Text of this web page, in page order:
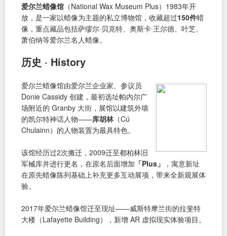
爱尔兰蜡像馆 （National Wax Museum Plus）1983年开
放，是一家以蜡像为主题的私立博物馆，收藏超过150件蜡
像，重点藏品包括萨缪尔·贝克特、奥斯卡·王尔德、叶芝、
萧伯纳等爱尔兰名人蜡像。
历史 · History
爱尔兰蜡像馆由爱尔兰企业家、参议员
Donie Cassidy 创建，最初选址帕内尔广
场附近的 Granby 大街，展馆以建筑外墙
的凯尔特神话人物——库胡林（Cú
Chulainn）的人物装置为最具特色。
该馆经历过2次搬迁，2009迁至都柏林旧
军械库并进行更名，在原名后面增加 「Plus」
，寓意新址
在原先蜡像陈列基础上补充更多互动展项，带来全新观展体
验。
2017年爱尔兰蜡像馆迁至现址——威斯特摩兰街的拉斐特
大楼（Lafayette Building），新增 AR 虚拟现实体验项目。